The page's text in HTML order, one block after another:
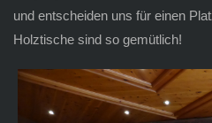
und entscheiden uns für einen
Holztische sind so gemütlich!